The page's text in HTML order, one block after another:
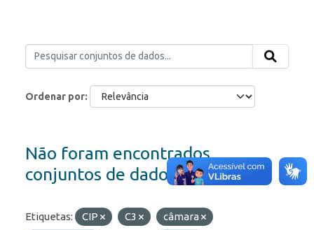
Ordenar por
Não foram encontrados
conjuntos de dados
Etiquetas: CIP C3
câmara